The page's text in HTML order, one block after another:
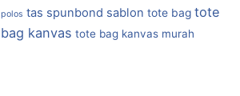
polos tas spunbond sablon tote bag tote
bag kanvas tote bag kanvas murah